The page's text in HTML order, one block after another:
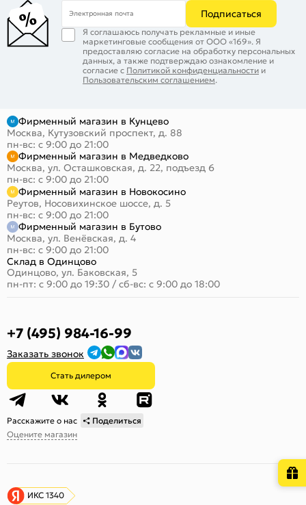
Электронная почта Подписаться
Я соглашаюсь получать рекламные и иные
маркетинговые сообщения от ООО «169». Я
предоставляю согласие на обработку персональных
данных, а также подтверждаю ознакомление и
согласие с Политикой конфиденциальности и
Пользовательским соглашением.
Фирменный магазин в Кунцево
Москва, Кутузовский проспект, д. 88
пн-вс: с 9:00 до 21:00
Фирменный магазин в Медведково
Москва, ул. Осташковская, д. 22, подъезд 6
пн-вс: с 9:00 до 21:00
Фирменный магазин в Новокосино
Реутов, Носовихинское шоссе, д. 5
пн-вс: с 9:00 до 21:00
Фирменный магазин в Бутово
Москва, ул. Венёвская, д. 4
пн-вс: с 9:00 до 21:00
Склад в Одинцово
Одинцово, ул. Баковская, 5
пн-пт: с 9:00 до 19:30 / сб-вс: с 9:00 до 18:00
+7 (495) 984-16-99
Заказать звонок
Стать дилером
Расскажите о нас
Поделиться
Оцените магазин
ИКС 1340